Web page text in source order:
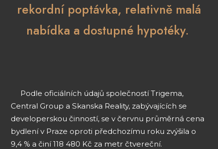
rekordní poptávka, relativně malá
nabídka a dostupné hypotéky.
Podle oficiálních údajů společností Trigema,
Central Group a Skanska Reality, zabývajících se
developerskou činností, se v červnu průměrná cena
bydlení v Praze oproti předchozímu roku zvýšila o
9,4 % a činí 118 480 Kč za metr čtvereční.